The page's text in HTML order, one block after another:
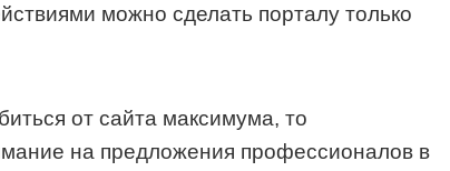
можно сделать порталу только
от сайта максимума, то
на предложения профессионалов в